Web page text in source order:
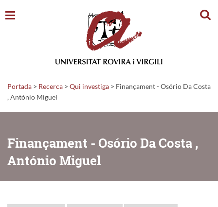
Portada > Recerca > Qui investiga > Finançament - Osório Da Costa
, António Miguel
Finançament - Osório Da Costa ,
António Miguel